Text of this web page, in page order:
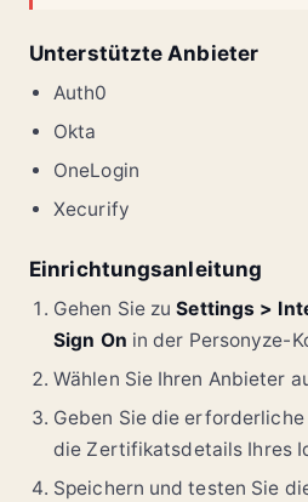
Unterstützte Anbieter
Auth0
Okta
OneLogin
Xecurify
Einrichtungsanleitung
Gehen Sie zuSettings >
Sign On in der Personyze-
Wählen Sie Ihren Anbieter
Geben Sie die
die Zertifikatsdetails Ihres
Speichern und testen Sie